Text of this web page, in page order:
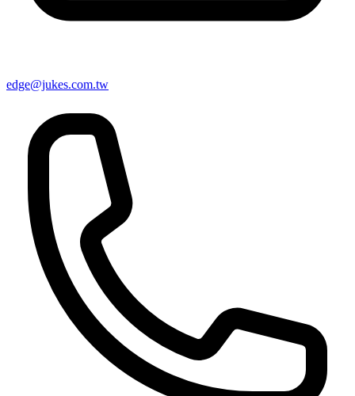
edge@jukes.com.tw